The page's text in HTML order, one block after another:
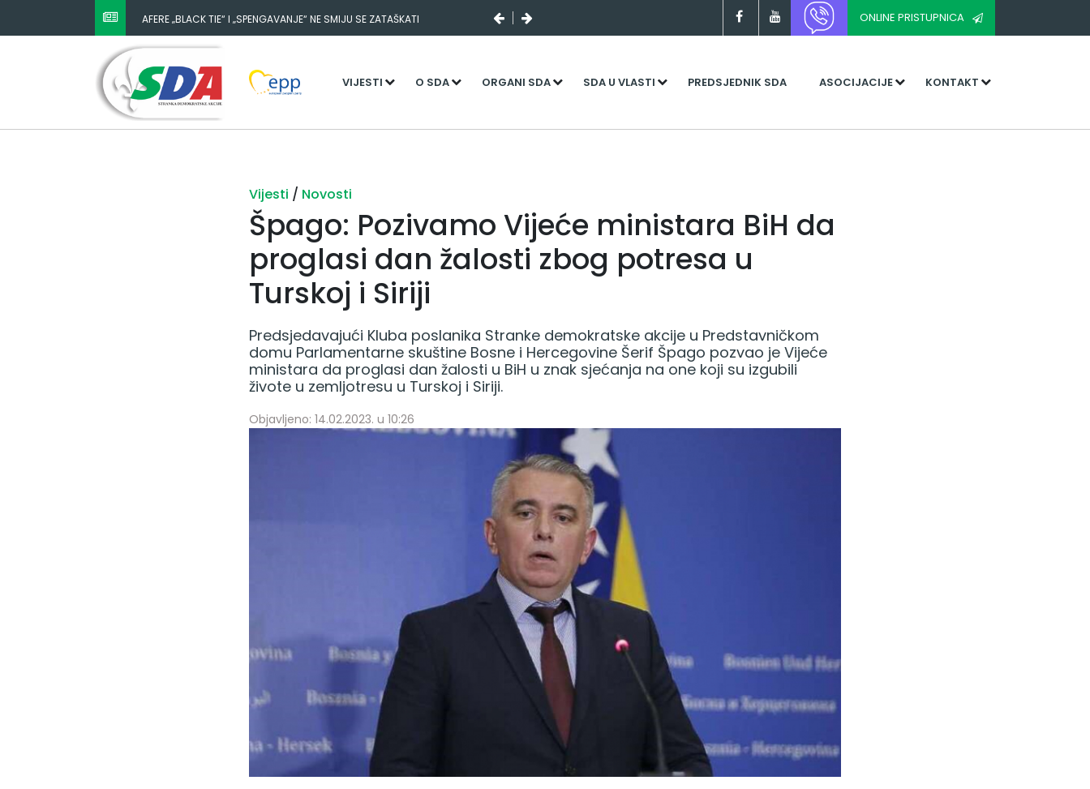
AFERE „BLACK TIE“ I „SPENGAVANJE“ NE SMIJU SE ZATAŠKATI ONLINE PRISTUPNICA
VIJESTI O SDA ORGANI SDA SDA U VLASTI PREDSJEDNIK SDA ASOCIJACIJE KONTAKT
Vijesti / Novosti
Špago: Pozivamo Vijeće ministara BiH da
proglasi dan žalosti zbog potresa u
Turskoj i Siriji
Predsjedavajući Kluba poslanika Stranke demokratske akcije u Predstavničkom
domu Parlamentarne skuštine Bosne i Hercegovine Šerif Špago pozvao je Vijeće
ministara da proglasi dan žalosti u BiH u znak sjećanja na one koji su izgubili
živote u zemljotresu u Turskoj i Siriji.
Objavljeno: 14.02.2023. u 10:26